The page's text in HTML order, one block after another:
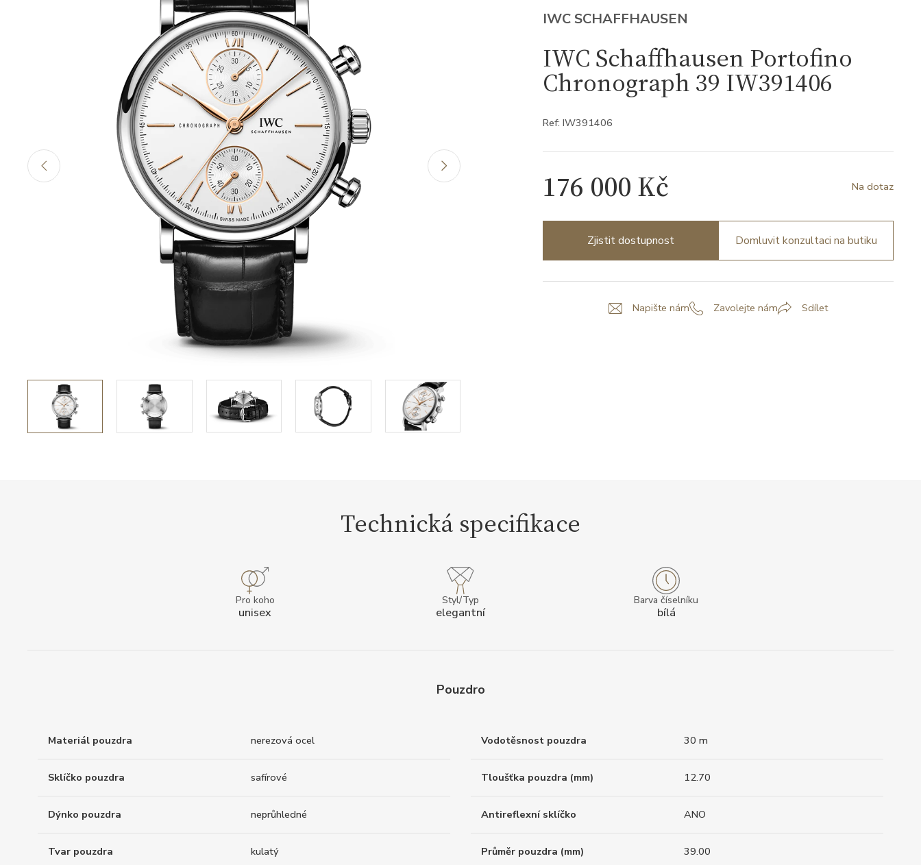
IWC SCHAFFHAUSEN
IWC Schaffhausen Portofino
Chronograph 39 IW391406
Ref: IW391406
176 000 Kč Na dotaz
Zjistit dostupnost Domluvit konzultaci na butiku
Napište nám Zavolejte nám Sdílet
Technická specifikace
Pro koho
unisex
Styl/Typ
elegantní
Barva číselníku
bílá
Pouzdro
Materiál pouzdra nerezová ocel Vodotěsnost pouzdra 30 m
Sklíčko pouzdra safírové Tloušťka pouzdra (mm) 12.70
Dýnko pouzdra neprůhledné Antireflexní sklíčko ANO
Tvar pouzdra kulatý Průměr pouzdra (mm) 39.00